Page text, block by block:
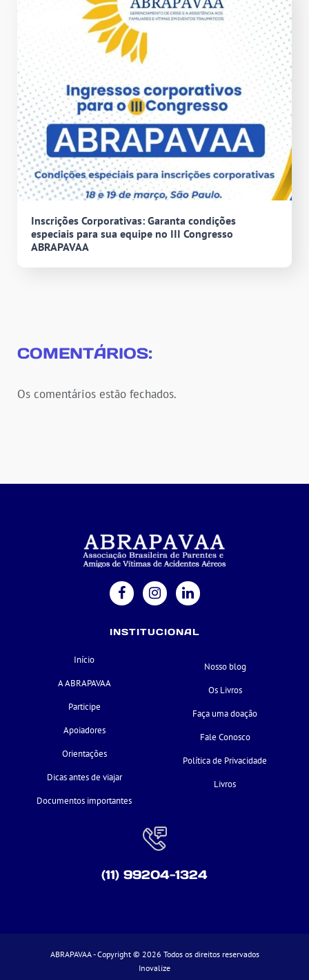
Inscrições Corporativas: Garanta condições
especiais para sua equipe no III Congresso
ABRAPAVAA
COMENTÁRIOS:
Os comentários estão fechados.
INSTITUCIONAL
Início
A ABRAPAVAA
Participe
Apoiadores
Orientações
Dicas antes de viajar
Documentos importantes
Nosso blog
Os Livros
Faça uma doação
Fale Conosco
Política de Privacidade
Livros
(11) 99204-1324
ABRAPAVAA - Copyright © 2026 Todos os direitos reservados
Inovalize